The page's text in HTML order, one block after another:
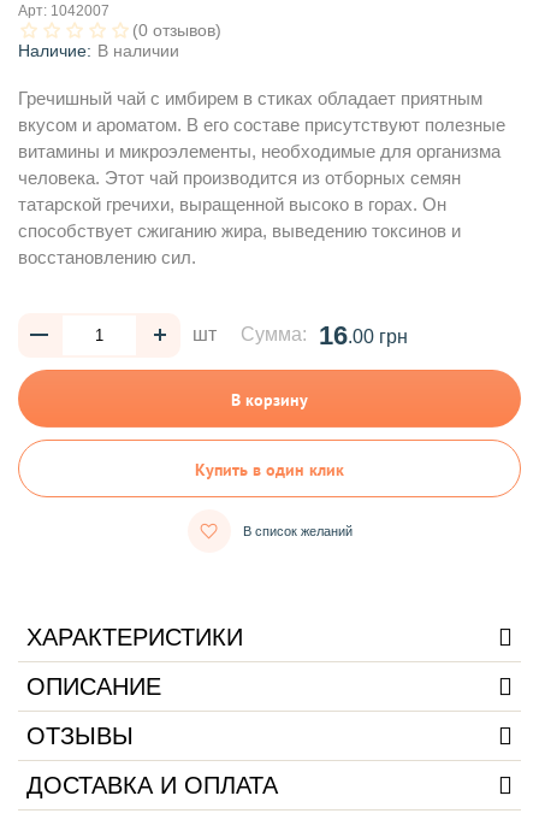
Арт: 1042007
(0 отзывов)
Наличие: В наличии
Гречишный чай с имбирем в стиках обладает приятным
вкусом и ароматом. В его составе присутствуют полезные
витамины и микроэлементы, необходимые для организма
человека. Этот чай производится из отборных семян
татарской гречихи, выращенной высоко в горах. Он
способствует сжиганию жира, выведению токсинов и
восстановлению сил.
шт Сумма: 16.00 грн
В корзину
Купить в один клик
В список желаний
ХАРАКТЕРИСТИКИ
ОПИСАНИЕ
ОТЗЫВЫ
ДОСТАВКА И ОПЛАТА